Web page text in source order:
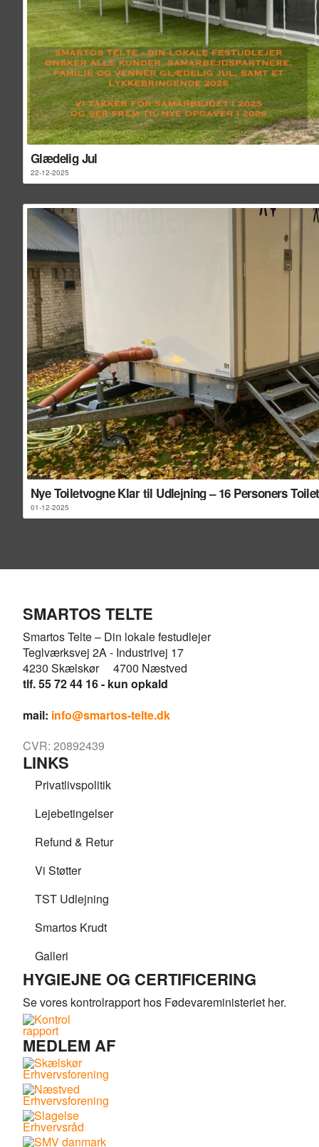
Glædelig Jul
22-12-2025
Nye Toiletvogne Klar til Udlejning – 16 Personers
01-12-2025
SMARTOS TELTE
Smartos Telte – Din lokale festudlejer
Teglværksvej 2A - Industrivej 17
4230 Skælskør 4700 Næstved
tlf. 55 72 44 16 - kun opkald
mail: info@smartos-telte.dk
CVR: 20892439
LINKS
Privatlivspolitik
Lejebetingelser
Refund & Retur
Vi Støtter
TST Udlejning
Smartos Krudt
Galleri
HYGIEJNE OG CERTIFICERING
Se vores kontrolrapport hos Fødevareministeriet her.
MEDLEM AF